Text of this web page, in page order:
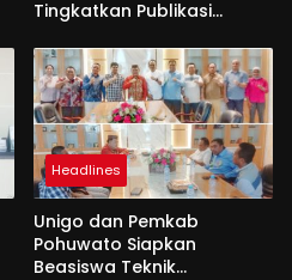
Tingkatkan Publikasi
Headlines
Unigo dan Pemkab
Pohuwato Siapkan
Beasiswa Teknik